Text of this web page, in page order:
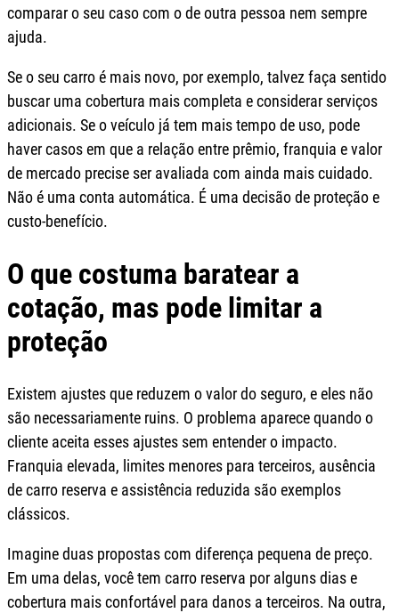
comparar o seu caso com o de outra pessoa nem sempre
ajuda.
Se o seu carro é mais novo, por exemplo, talvez faça sentido
buscar uma cobertura mais completa e considerar serviços
adicionais. Se o veículo já tem mais tempo de uso, pode
haver casos em que a relação entre prêmio, franquia e valor
de mercado precise ser avaliada com ainda mais cuidado.
Não é uma conta automática. É uma decisão de proteção e
custo-benefício.
O que costuma baratear a
cotação, mas pode limitar a
proteção
Existem ajustes que reduzem o valor do seguro, e eles não
são necessariamente ruins. O problema aparece quando o
cliente aceita esses ajustes sem entender o impacto.
Franquia elevada, limites menores para terceiros, ausência
de carro reserva e assistência reduzida são exemplos
clássicos.
Imagine duas propostas com diferença pequena de preço.
Em uma delas, você tem carro reserva por alguns dias e
cobertura mais confortável para danos a terceiros. Na outra,